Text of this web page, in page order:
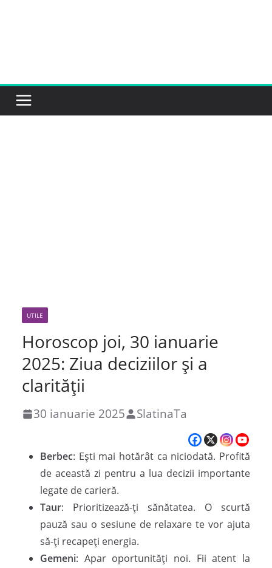
UTILE
Horoscop joi, 30 ianuarie
2025: Ziua deciziilor și a
clarității
30 ianuarie 2025 SlatinaTa
Berbec: Ești mai hotărât ca niciodată. Profită
de această zi pentru a lua decizii importante
legate de carieră.
Taur: Prioritizează-ți sănătatea. O scurtă
pauză sau o sesiune de relaxare te vor ajuta
să-ți recapeți energia.
Gemeni: Apar oportunități noi. Fii atent la